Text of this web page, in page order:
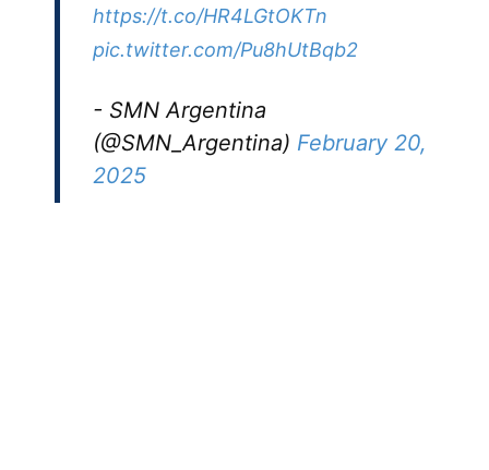
https://t.co/HR4LGtOKTn
pic.twitter.com/Pu8hUtBqb2
- SMN Argentina
(@SMN_Argentina) February 20,
2025